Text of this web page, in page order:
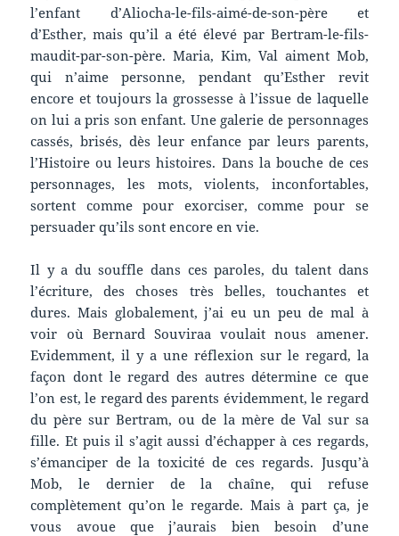
l’enfant d’Aliocha-le-fils-aimé-de-son-père et
d’Esther, mais qu’il a été élevé par Bertram-le-fils-
maudit-par-son-père. Maria, Kim, Val aiment Mob,
qui n’aime personne, pendant qu’Esther revit
encore et toujours la grossesse à l’issue de laquelle
on lui a pris son enfant. Une galerie de personnages
cassés, brisés, dès leur enfance par leurs parents,
l’Histoire ou leurs histoires. Dans la bouche de ces
personnages, les mots, violents, inconfortables,
sortent comme pour exorciser, comme pour se
persuader qu’ils sont encore en vie.
Il y a du souffle dans ces paroles, du talent dans
l’écriture, des choses très belles, touchantes et
dures. Mais globalement, j’ai eu un peu de mal à
voir où Bernard Souviraa voulait nous amener.
Evidemment, il y a une réflexion sur le regard, la
façon dont le regard des autres détermine ce que
l’on est, le regard des parents évidemment, le regard
du père sur Bertram, ou de la mère de Val sur sa
fille. Et puis il s’agit aussi d’échapper à ces regards,
s’émanciper de la toxicité de ces regards. Jusqu’à
Mob, le dernier de la chaîne, qui refuse
complètement qu’on le regarde. Mais à part ça, je
vous avoue que j’aurais bien besoin d’une